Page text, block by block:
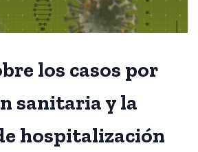
los casos por
sanitaria y la
hospitalización